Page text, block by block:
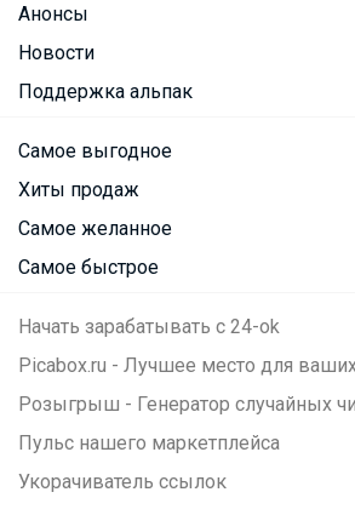
Анонсы
Новости
Поддержка альпак
Самое выгодное
Хиты продаж
Самое желанное
Самое быстрое
Начать зарабатывать с 24-ok
Picabox.ru - Лучшее место для
Розыгрыш - Генератор случайных
Пульс нашего маркетплейса
Укорачиватель ссылок